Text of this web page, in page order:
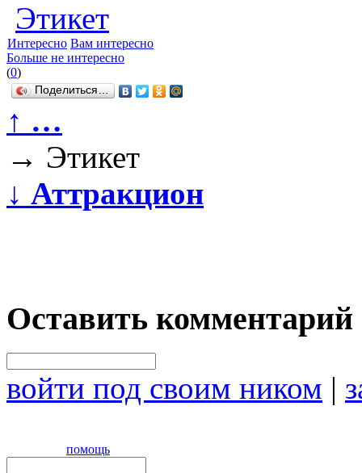
Этикет
Интересно Вам интересно
Больше не интересно
(0)
Поделиться…
↑ …
→ Этикет
↓ Аттракцион
Оставить комментарий
войти под своим ником |
помощь